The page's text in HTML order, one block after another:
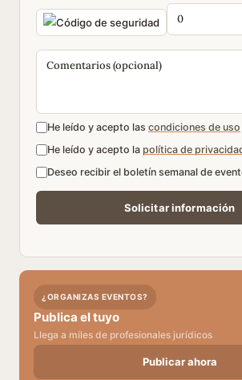
He leído y acepto las condiciones de uso
He leído y acepto la política de
Deseo recibir el boletín semanal de
¿ORGANIZAS EVENTOS?
Publica el tuyo
Llega a miles de profesionales jurídicos
Publicar ahora